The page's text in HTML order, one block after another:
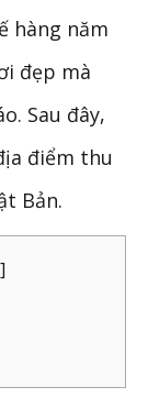
hàng năm
đẹp mà
Sau đây,
điểm thu
Bản.
]